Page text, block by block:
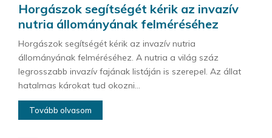
Horgászok segítségét kérik az invazív
nutria állományának felméréséhez
Horgászok segítségét kérik az invazív nutria
állományának felméréséhez. A nutria a világ száz
legrosszabb invazív fajának listáján is szerepel. Az állat
hatalmas károkat tud okozni...
Tovább olvasom